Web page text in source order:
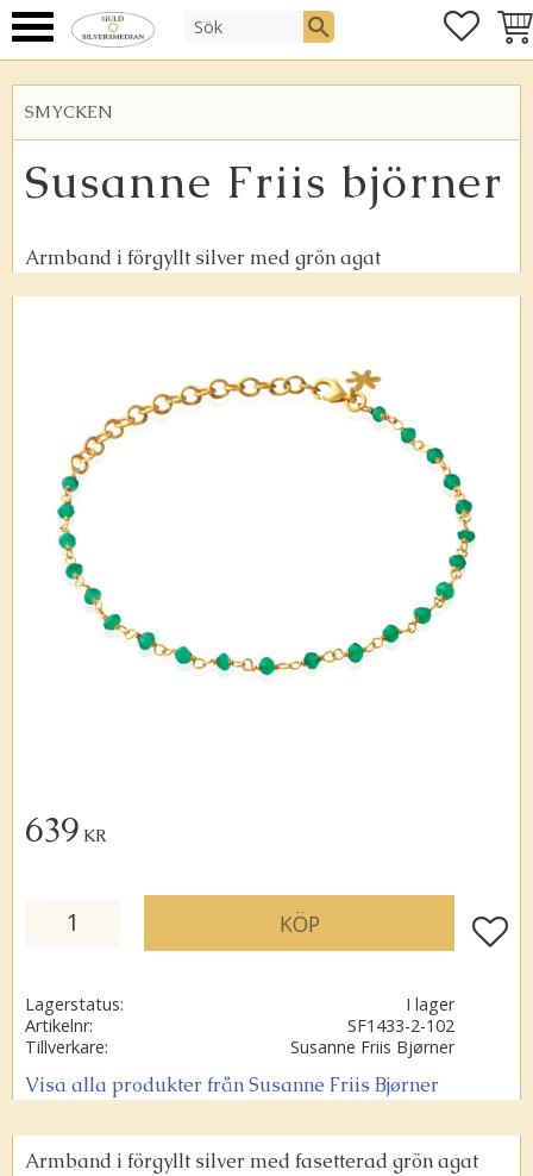
SMYCKEN
Susanne Friis björner
Armband i förgyllt silver med grön agat
639 KR
KÖP Lägg
Lagerstatus
I lager
Artikelnr
SF1433-2-102
Tillverkare
Susanne Friis Bjørner
Visa alla produkter från Susanne Friis Bjørner
Armband i förgyllt silver med fasetterad grön agat